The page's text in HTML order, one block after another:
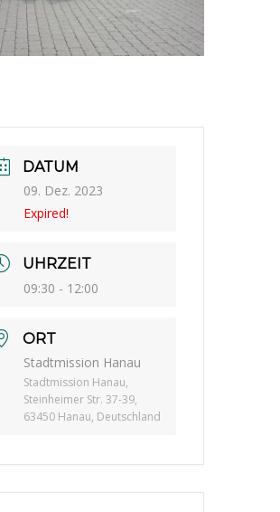
DATUM
09. Dez. 2023
Expired!
UHRZEIT
09:30 - 12:00
ORT
Stadtmission Hanau
Stadtmission Hanau,
Steinheimer Str. 37-39,
63450 Hanau, Deutschland